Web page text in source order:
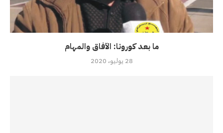
ما بعد كورونا: الآفاق والمهام
28 يوليو، 2020